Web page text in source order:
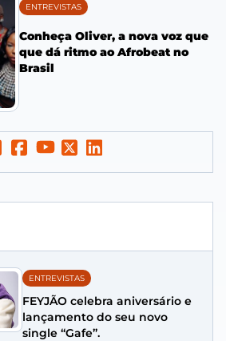
ENTREVISTAS
Conheça Oliver, a nova voz que
que dá ritmo ao Afrobeat no
Brasil
ENTREVISTAS
FEYJÃO celebra aniversário e
lançamento do seu novo
single “Gafe”.